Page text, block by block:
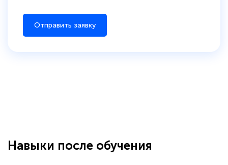
Отправить заявку
Навыки после обучения